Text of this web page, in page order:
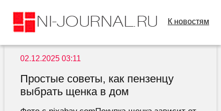
К новостям
02.12.2025 03:11
Простые советы, как пензенцу
выбрать щенка в дом